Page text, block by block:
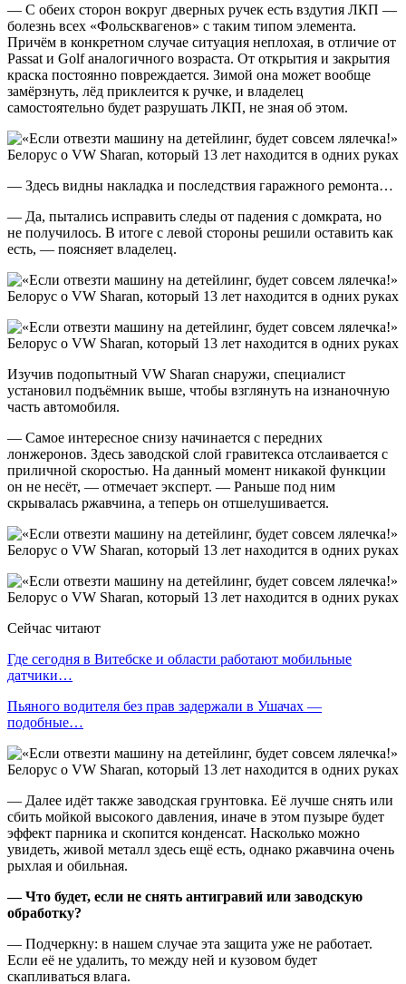
— С обеих сторон вокруг дверных ручек есть вздутия ЛКП —
болезнь всех «Фольсквагенов» с таким типом элемента.
Причём в конкретном случае ситуация неплохая, в отличие от
Passat и Golf аналогичного возраста. От открытия и закрытия
краска постоянно повреждается. Зимой она может вообще
замёрзнуть, лёд приклеится к ручке, и владелец
самостоятельно будет разрушать ЛКП, не зная об этом.
— Здесь видны накладка и последствия гаражного ремонта…
— Да, пытались исправить следы от падения с домкрата, но
не получилось. В итоге с левой стороны решили оставить как
есть, — поясняет владелец.
Изучив подопытный VW Sharan снаружи, специалист
установил подъёмник выше, чтобы взглянуть на изнаночную
часть автомобиля.
— Самое интересное снизу начинается с передних
лонжеронов. Здесь заводской слой гравитекса отслаивается с
приличной скоростью. На данный момент никакой функции
он не несёт, — отмечает эксперт. — Раньше под ним
скрывалась ржавчина, а теперь он отшелушивается.
Сейчас читают
Где сегодня в Витебске и области работают мобильные
датчики…
Пьяного водителя без прав задержали в Ушачах —
подобные…
— Далее идёт также заводская грунтовка. Её лучше снять или
сбить мойкой высокого давления, иначе в этом пузыре будет
эффект парника и скопится конденсат. Насколько можно
увидеть, живой металл здесь ещё есть, однако ржавчина очень
рыхлая и обильная.
— Что будет, если не снять антигравий или заводскую
обработку?
— Подчеркну: в нашем случае эта защита уже не работает.
Если её не удалить, то между ней и кузовом будет
скапливаться влага.